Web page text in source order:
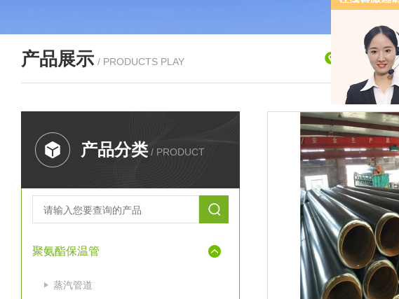
产品展示 / PRODUCTS PLAY 我的位置：
产品分类 / PRODUCT
聚氨酯保温管
蒸汽管道